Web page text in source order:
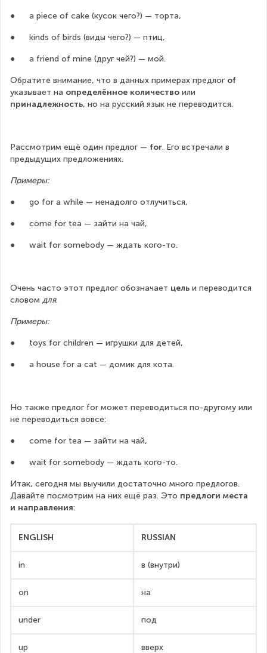
●      a piece of cake (кусок чего?) — торта,
●      kinds of birds (виды чего?) — птиц,
●      а friend of mine (друг чей?) — мой.
Обратите внимание, что в данных примерах предлог of
указывает на определённое количество или
принадлежность, но на русский язык не переводится.
Рассмотрим ещё один предлог — for. Его встречали в
предыдущих предложениях.
Примеры:
●      go for a while — ненадолго отлучиться,
●      come for tea — зайти на чай,
●      wait for somebody — ждать кого-то.
Очень часто этот предлог обозначает цель и переводится
словом для.
Примеры:
●      toys for children — игрушки для детей,
●      a house for a cat — домик для кота.
Но также предлог for может переводиться по-другому или
не переводиться вовсе:
●      come for tea — зайти на чай,
●      wait for somebody — ждать кого-то.
Итак, сегодня мы выучили достаточно много предлогов.
Давайте посмотрим на них ещё раз. Это предлоги места
и направления:
ENGLISH RUSSIAN
in в (внутри)
on на
under под
up вверх